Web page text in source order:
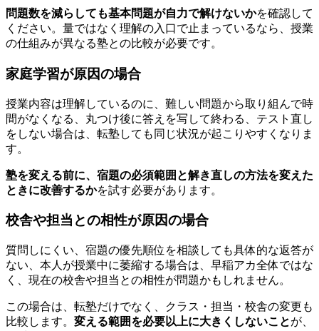
問題数を減らしても基本問題が自力で解けないかを確認して
ください。量ではなく理解の入口で止まっているなら、授業
の仕組みが異なる塾との比較が必要です。
家庭学習が原因の場合
授業内容は理解しているのに、難しい問題から取り組んで時
間がなくなる、丸つけ後に答えを写して終わる、テスト直し
をしない場合は、転塾しても同じ状況が起こりやすくなりま
す。
塾を変える前に、宿題の必須範囲と解き直しの方法を変えた
ときに改善するかを試す必要があります。
校舎や担当との相性が原因の場合
質問しにくい、宿題の優先順位を相談しても具体的な返答が
ない、本人が授業中に萎縮する場合は、早稲アカ全体ではな
く、現在の校舎や担当との相性が問題かもしれません。
この場合は、転塾だけでなく、クラス・担当・校舎の変更も
比較します。 変える範囲を必要以上に大きくしないことが、